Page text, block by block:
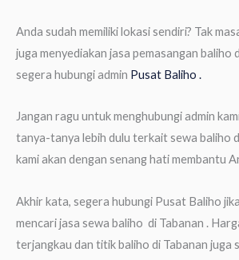
Anda sudah memiliki lokasi sendiri? Tak
juga menyediakan jasa pemasangan baliho
segera hubungi admin Pusat Baliho .
Jangan ragu untuk menghubungi admin
tanya-tanya lebih dulu terkait sewa baliho
kami akan dengan senang hati membantu
Akhir kata, segera hubungi Pusat Baliho
mencari jasa sewa baliho di Tabanan .
terjangkau dan titik baliho di Tabanan juga